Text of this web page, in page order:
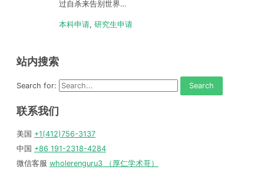
过自杀来告别世界…
本科申请, 研究生申请
站内搜索
Search for:
联系我们
美国 +1(412)756-3137
中国 +86 191-2318-4284
微信客服 wholerenguru3 （厚仁学术哥）